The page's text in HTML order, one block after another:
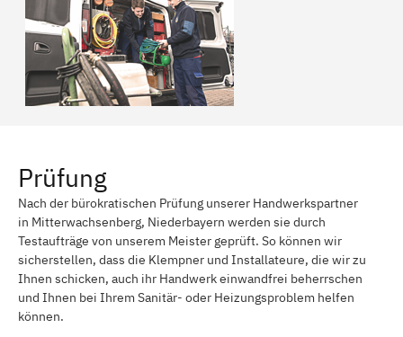
Prüfung
Nach der bürokratischen Prüfung unserer Handwerkspartner
in Mitterwachsenberg, Niederbayern werden sie durch
Testaufträge von unserem Meister geprüft. So können wir
sicherstellen, dass die Klempner und Installateure, die wir zu
Ihnen schicken, auch ihr Handwerk einwandfrei beherrschen
und Ihnen bei Ihrem Sanitär- oder Heizungsproblem helfen
können.